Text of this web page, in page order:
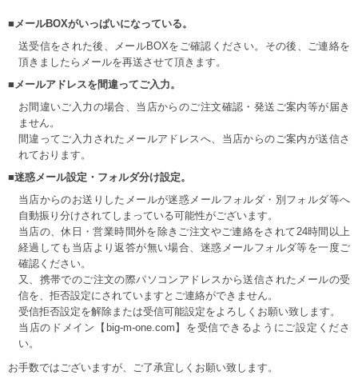
■メールBOXがいっぱいになっている。
送受信をされた後、メールBOXをご確認ください。その後、ご連絡を
頂きましたらメールを再送させて頂きます。
■メールアドレスを間違ってご入力。
お間違いご入力の場合、当店からのご注文確認・発送ご案内等が届き
ません。
間違ってご入力されたメールアドレスへ、当店からのご案内が送信さ
れております。
■迷惑メール設定・フォルダ分け設定。
当店からのお送りしたメールが迷惑メールフォルダ・別フォルダ等へ
自動振り分けされてしまっている可能性がございます。
当店の、休日・営業時間外を除きご注文やご連絡をされて24時間以上
経過しても当店より返答が無い場合、迷惑メールフォルダ等を一度ご
確認ください。
又、携帯でのご注文の際パソコンアドレスから送信されたメールの受
信を、拒否設定にされていますとご連絡ができません。
受信拒否設定を解除または受信可能設定をよろしくお願い致します。
当店のドメイン【big-m-one.com】を受信できるようにご設定くださ
い。
お手数ではございますが、ご了承宜しくお願い致します。